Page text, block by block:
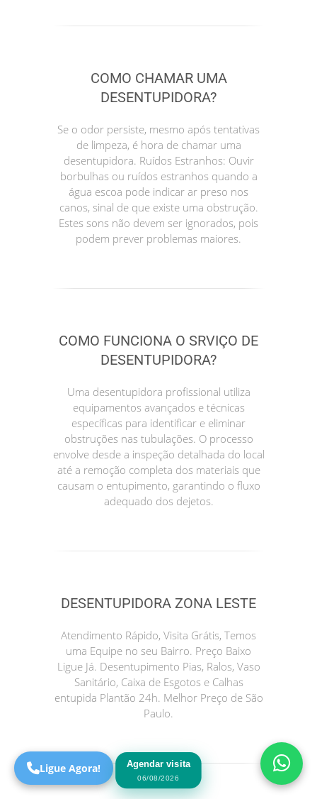
COMO CHAMAR UMA
DESENTUPIDORA?
Se o odor persiste, mesmo após tentativas
de limpeza, é hora de chamar uma
desentupidora. Ruídos Estranhos: Ouvir
borbulhas ou ruídos estranhos quando a
água escoa pode indicar ar preso nos
canos, sinal de que existe uma obstrução.
Estes sons não devem ser ignorados, pois
podem prever problemas maiores.
COMO FUNCIONA O SRVIÇO DE
DESENTUPIDORA?
Uma desentupidora profissional utiliza
equipamentos avançados e técnicas
específicas para identificar e eliminar
obstruções nas tubulações. O processo
envolve desde a inspeção detalhada do local
até a remoção completa dos materiais que
causam o entupimento, garantindo o fluxo
adequado dos dejetos.
DESENTUPIDORA ZONA LESTE
Atendimento Rápido, Visita Grátis, Temos
uma Equipe no seu Bairro. Preço Baixo
Ligue Já. Desentupimento Pias, Ralos, Vaso
Sanitário, Caixa de Esgotos e Calhas
entupida Plantão 24h. Melhor Preço de São
Paulo.
Agendar visita
06/08/2026
Precisa de Ajuda?
Online
São Paulo! Precisa de
ajuda?
Ligue Agora!